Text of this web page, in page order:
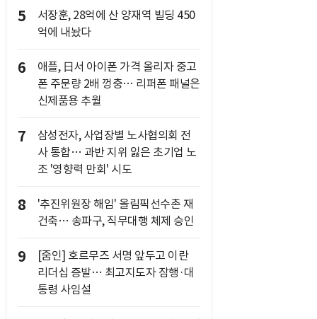
5
서장훈, 28억에 산 양재역 빌딩 450
억에 내놨다
6
애플, 日서 아이폰 가격 올리자 중고
폰 주문량 2배 껑충… 리퍼폰 패널은
신제품용 추월
7
삼성전자, 사업장별 노사협의회 전
사 통합… 과반 지위 잃은 초기업 노
조 '영향력 만회' 시도
8
'추진위원장 해임' 올림픽선수촌 재
건축… 송파구, 직무대행 체제 승인
9
[줌인] 호르무즈 서명 앞두고 이란
리더십 증발… 최고지도자 잠행·대
통령 사임설